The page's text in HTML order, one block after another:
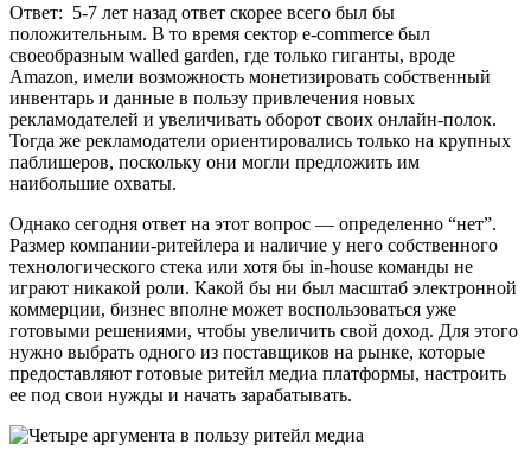
Ответ: 5-7 лет назад ответ скорее всего был бы
положительным. В то время сектор e-commerce был
своеобразным walled garden, где только гиганты, вроде
Amazon, имели возможность монетизировать собственный
инвентарь и данные в пользу привлечения новых
рекламодателей и увеличивать оборот своих онлайн-полок.
Тогда же рекламодатели ориентировались только на крупных
паблишеров, поскольку они могли предложить им
наибольшие охваты.
Однако сегодня ответ на этот вопрос — определенно “нет”.
Размер компании-ритейлера и наличие у него собственного
технологического стека или хотя бы in-house команды не
играют никакой роли. Какой бы ни был масштаб электронной
коммерции, бизнес вполне может воспользоваться уже
готовыми решениями, чтобы увеличить свой доход. Для этого
нужно выбрать одного из поставщиков на рынке, которые
предоставляют готовые ритейл медиа платформы, настроить
ее под свои нужды и начать зарабатывать.